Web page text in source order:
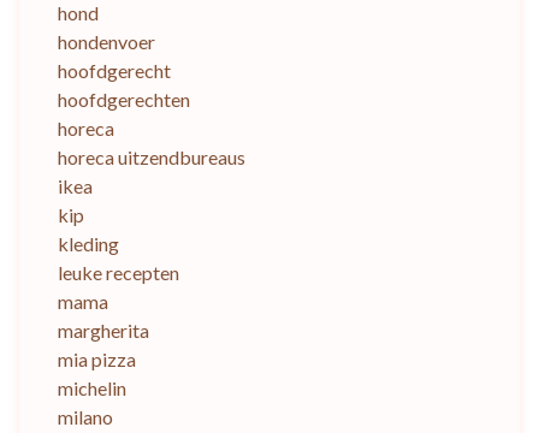
hond
hondenvoer
hoofdgerecht
hoofdgerechten
horeca
horeca uitzendbureaus
ikea
kip
kleding
leuke recepten
mama
margherita
mia pizza
michelin
milano